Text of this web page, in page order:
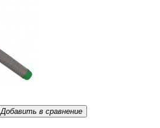
Добавить в сравнение